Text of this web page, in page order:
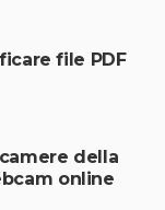
file PDF
della
online